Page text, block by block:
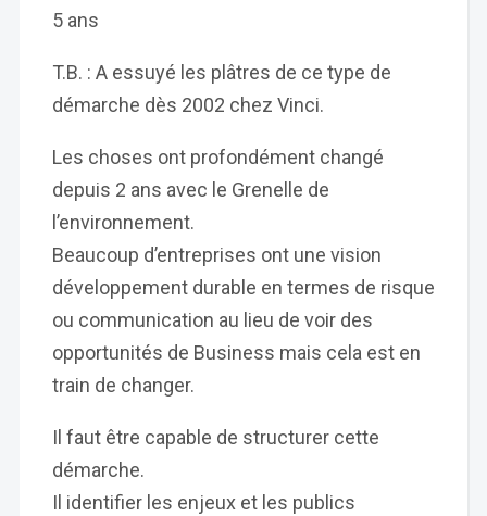
5 ans
T.B. : A essuyé les plâtres de ce type de
démarche dès 2002 chez Vinci.
Les choses ont profondément changé
depuis 2 ans avec le Grenelle de
l’environnement.
Beaucoup d’entreprises ont une vision
développement durable en termes de risque
ou communication au lieu de voir des
opportunités de Business mais cela est en
train de changer.
Il faut être capable de structurer cette
démarche.
Il identifier les enjeux et les publics